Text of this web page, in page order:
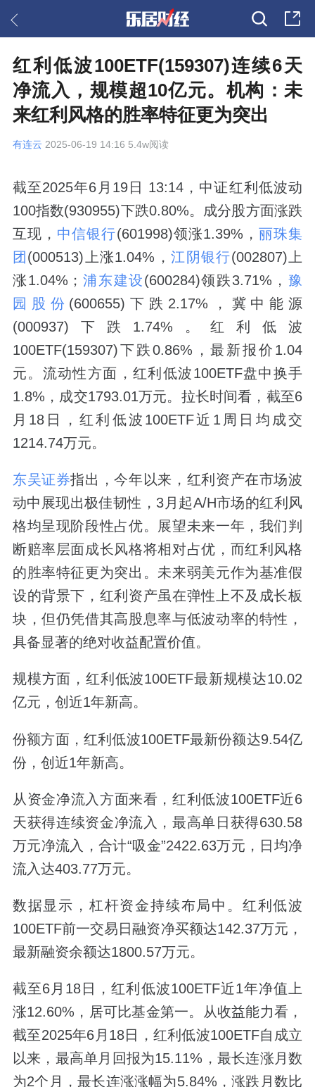
红利低波100ETF(159307)连续6天
净流入，规模超10亿元。机构：未
来红利风格的胜率特征更为突出
有连云 2025-06-19 14:16 5.4w阅读
截至2025年6月19日 13:14，中证红利低波动
100指数(930955)下跌0.80%。成分股方面涨跌
互现， 中信银行(601998)领涨1.39%， 丽珠集
团 (000513)上涨1.04%，江阴银行(002807)上
涨1.04%； 浦东建设(600284)领跌3.71%，豫
园股份 (600655)下跌2.17%，冀中能源
(000937)下跌1.74%。红利低波
100ETF(159307)下跌0.86%，最新报价1.04
元。流动性方面，红利低波100ETF盘中换手
1.8%，成交1793.01万元。拉长时间看，截至6
月18日，红利低波100ETF近1周日均成交
1214.74万元。
东吴证券指出，今年以来，红利资产在市场波
动中展现出极佳韧性，3月起A/H市场的红利风
格均呈现阶段性占优。展望未来一年，我们判
断赔率层面成长风格将相对占优，而红利风格
的胜率特征更为突出。未来弱美元作为基准假
设的背景下，红利资产虽在弹性上不及成长板
块，但仍凭借其高股息率与低波动率的特性，
具备显著的绝对收益配置价值。
规模方面，红利低波100ETF最新规模达10.02
亿元，创近1年新高。
份额方面，红利低波100ETF最新份额达9.54亿
份，创近1年新高。
从资金净流入方面来看，红利低波100ETF近6
天获得连续资金净流入，最高单日获得630.58
万元净流入，合计“吸金”2422.63万元，日均净
流入达403.77万元。
数据显示，杠杆资金持续布局中。红利低波
100ETF前一交易日融资净买额达142.37万元，
最新融资余额达1800.57万元。
截至6月18日，红利低波100ETF近1年净值上
涨12.60%，居可比基金第一。从收益能力看，
截至2025年6月18日，红利低波100ETF自成立
以来，最高单月回报为15.11%，最长连涨月数
为2个月，最长连涨涨幅为5.84%，涨跌月数比